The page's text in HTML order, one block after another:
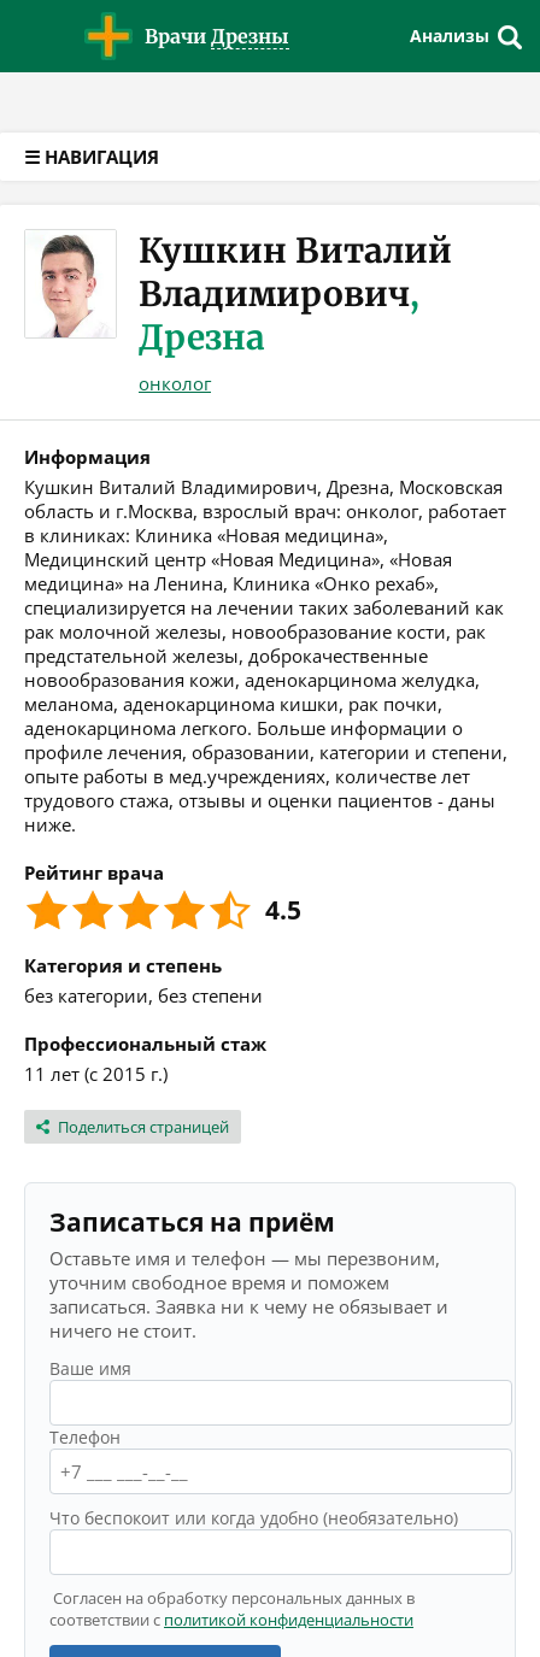
Врачи Дрезны Анализы
☰ НАВИГАЦИЯ
Кушкин Виталий
Владимирович,
Дрезна
онколог
Информация
Кушкин Виталий Владимирович, Дрезна, Московская
область и г.Москва, взрослый врач: онколог, работает
в клиниках: Клиника «Новая медицина»,
Медицинский центр «Новая Медицина», «Новая
медицина» на Ленина, Клиника «Онко рехаб»,
специализируется на лечении таких заболеваний как
рак молочной железы, новообразование кости, рак
предстательной железы, доброкачественные
новообразования кожи, аденокарцинома желудка,
меланома, аденокарцинома кишки, рак почки,
аденокарцинома легкого. Больше информации о
профиле лечения, образовании, категории и степени,
опыте работы в мед.учреждениях, количестве лет
трудового стажа, отзывы и оценки пациентов - даны
ниже.
Рейтинг врача
4.5
Категория и степень
без категории, без степени
Профессиональный стаж
11 лет (с 2015 г.)
Поделиться страницей
Записаться на приём
Оставьте имя и телефон — мы перезвоним,
уточним свободное время и поможем
записаться. Заявка ни к чему не обязывает и
ничего не стоит.
Ваше имя
Телефон
Что беспокоит или когда удобно (необязательно)
Согласен на обработку персональных данных в
соответствии с политикой конфиденциальности